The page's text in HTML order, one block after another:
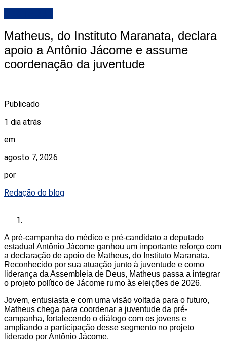
Matheus, do Instituto Maranata, declara
apoio a Antônio Jácome e assume
coordenação da juventude
Publicado
1 dia atrás
em
agosto 7, 2026
por
Redação do blog
A pré-campanha do médico e pré-candidato a deputado
estadual Antônio Jácome ganhou um importante reforço com
a declaração de apoio de Matheus, do Instituto Maranata.
Reconhecido por sua atuação junto à juventude e como
liderança da Assembleia de Deus, Matheus passa a integrar
o projeto político de Jácome rumo às eleições de 2026.
Jovem, entusiasta e com uma visão voltada para o futuro,
Matheus chega para coordenar a juventude da pré-
campanha, fortalecendo o diálogo com os jovens e
ampliando a participação desse segmento no projeto
liderado por Antônio Jácome.